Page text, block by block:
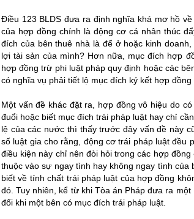
Điều 123 BLDS đưa ra định nghĩa khá mơ hồ
của hợp đồng chính là động cơ cá nhân thúc
đích của bên thuê nhà là để ở hoặc kinh
lợi tài sản của mình? Hơn nữa, mục đích hợp
hợp đồng trừ phi luật pháp quy định hoặc các
có nghĩa vụ phải tiết lộ mục đích ký kết hợp
Một vấn đề khác đặt ra, hợp đồng vô hiệu do
đuổi hoặc biết mục đích trái pháp luật hay chỉ
lệ của các nước thì thấy trước đây vấn đề này
số luật gia cho rằng, động cơ trái pháp luật đều
điều kiện này chỉ nên đòi hỏi trong các hợp
thuộc vào sự ngay tình hay không ngay tình
biết về tính chất trái pháp luật của hợp đồng
đó. Tuy nhiên, kể từ khi Tòa án Pháp đưa ra
đối khi một bên có mục đích trái pháp luật.